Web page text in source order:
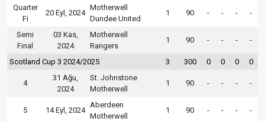
Quarter
Fi
20 Eyl, 2024
Motherwell
Dundee United
1 90 - - - -
Semi
Final
03 Kas,
2024
Motherwell
Rangers
1 90 - - - -
Scotland Cup 3 2024/2025 3 300 0 0 0 0
4
31 Ağu,
2024
St. Johnstone
Motherwell
1 90 - - - -
5 14 Eyl, 2024
Aberdeen
Motherwell
1 90 - - - -